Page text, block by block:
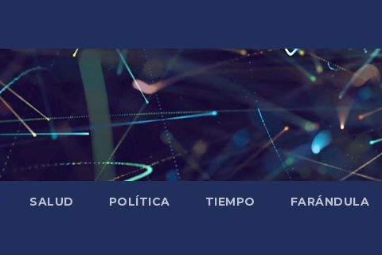
SALUD POLÍTICA TIEMPO FARÁNDULA